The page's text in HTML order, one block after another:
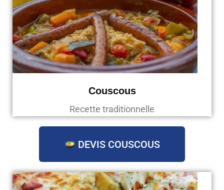
Couscous
Recette traditionnelle
DEVIS COUSCOUS